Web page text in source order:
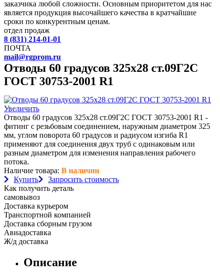
заказчика любой сложности. Основным приоритетом для нас
является продукция высочайшего качества в кратчайшие
сроки по конкурентным ценам.
отдел продаж
8 (831) 214-01-01
ПОЧТА
mail@rgprom.ru
Отводы 60 градусов 325х28 ст.09Г2С
ГОСТ 30753-2001 R1
Увеличить
Отводы 60 градусов 325х28 ст.09Г2С ГОСТ 30753-2001 R1 -
фитинг с резьбовым соединением, наружным диаметром 325
мм, углом поворота 60 градусов и радиусом изгиба R1
применяют для соединения двух труб с одинаковым или
разным диаметром для изменения направления рабочего
потока.
Наличие товара: В наличии
Купить
Запросить стоимость
Как получить деталь
самовывоз
Доставка курьером
Транспортной компанией
Доставка сборным грузом
Авиадоставка
Ж/д доставка
Описание